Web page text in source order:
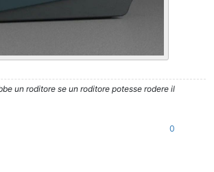
un roditore se un roditore potesse rodere il
0